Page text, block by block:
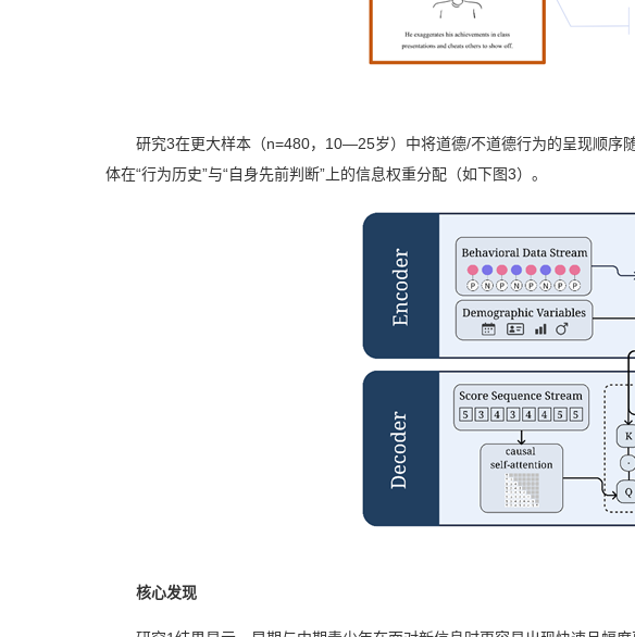
研究3在更大样本（n=480，10—25岁）中将道德/不道德行为的呈现顺
体在“行为历史”与“自身先前判断”上的信息权重分配（如下图3）。
核心发现